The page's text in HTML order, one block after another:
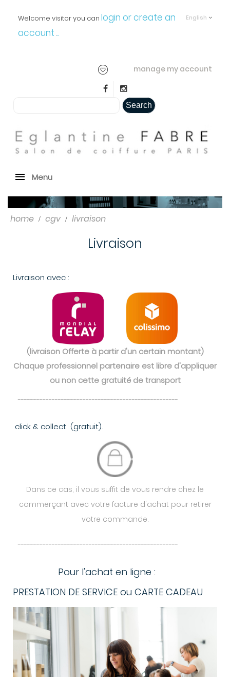
English
Welcome visitor you can login or create an
account ...
manage my account
Search
Menu
home cgv livraison
Livraison
Livraison avec :
(livraison Offerte à partir d'un certain montant)
Chaque professionnel partenaire est libre d'appliquer
ou non cette gratuité de transport
----------------------------------------------------
click & collect (gratuit).
Dans ce cas, il vous suffit de vous rendre chez le
commerçant avec votre facture d'achat pour retirer
votre commande.
----------------------------------------------------
Pour l'achat en ligne :
PRESTATION DE SERVICE ou CARTE CADEAU